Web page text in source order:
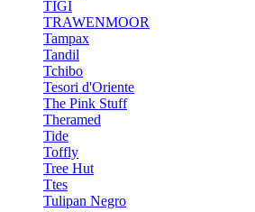
TIGI
TRAWENMOOR
Tampax
Tandil
Tchibo
Tesori d'Oriente
The Pink Stuff
Theramed
Tide
Toffly
Tree Hut
Ttes
Tulipan Negro